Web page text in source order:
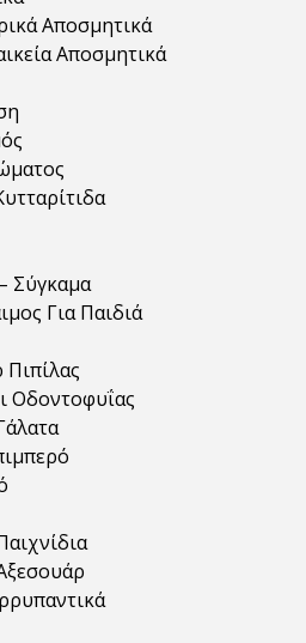
Αποσμητικά
Αποσμητικά
Σύγκαμα
Για Παιδιά
Οδοντοφυΐας